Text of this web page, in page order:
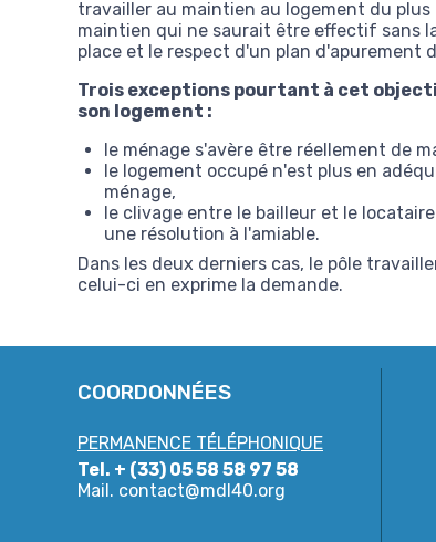
travailler au maintien au logement du plus
maintien qui ne saurait être effectif sans
place et le respect d'un plan d'apurement
Trois exceptions pourtant à cet
son logement :
le ménage s'avère être réellement de
le logement occupé n'est plus en
ménage,
le clivage entre le bailleur et le
une résolution à l'amiable.
Dans les deux derniers cas, le pôle
celui-ci en exprime la demande.
COORDONNÉES
PERMANENCE TÉLÉPHONIQUE
Tel. + (33) 05 58 58 97 58
Mail. contact@mdl40.org